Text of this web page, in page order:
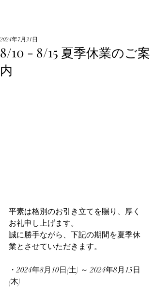
8/10 - 8/15 夏季休業のご案
内
2024年7月31日
平素は格別のお引き立てを賜り、厚く
お礼申し上げます。
誠に勝手ながら、下記の期間を夏季休
業とさせていただきます。
・2024年8月10日(土) ～ 2024年8月15日
(木)